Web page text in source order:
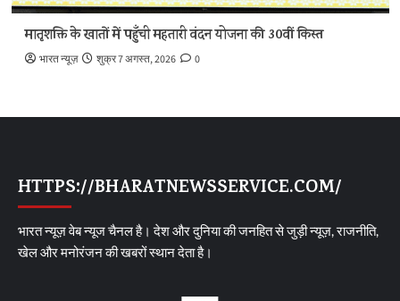
मातृशक्ति के खातों में पहुँची महतारी वंदन योजना की 30वीं किस्त
भारत न्यूज़ शुक्र 7 अगस्त, 2026 0
HTTPS://BHARATNEWSSERVICE.COM/
भारत न्यूज़ वेब न्यूज चैनल है। देश और दुनिया की जनहित से जुड़ी न्यूज़, राजनीति,
खेल और मनोरंजन की खबरों स्थान देता है।